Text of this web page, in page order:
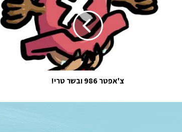
צ'אפטר 986 ובשר טרי!